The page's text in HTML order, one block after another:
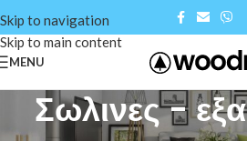
Skip to navigation
Skip to main content
MENU
Σωλινες -